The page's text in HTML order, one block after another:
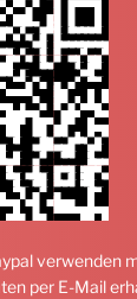
verwenden
per E-Mail